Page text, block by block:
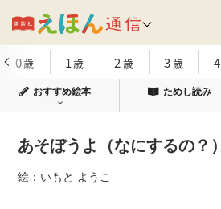
0歳 1歳 2 歳 3歳 4
おすすめ絵本 ためし読み
あそぼうよ（なにするの？）
絵：いもと ようこ